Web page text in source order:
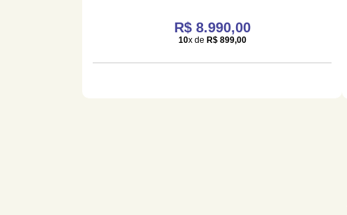
R$ 8.990,00
10x de R$ 899,00